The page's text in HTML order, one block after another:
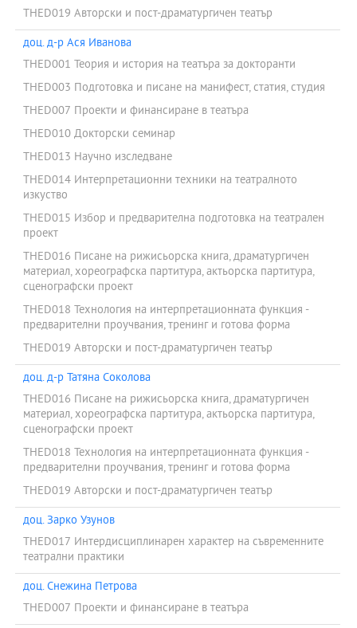
THED019 Авторски и пост-драматургичен театър
доц. д-р Ася Иванова
THED001 Теория и история на театъра за докторанти
THED003 Подготовка и писане на манифест, статия, студия
THED007 Проекти и финансиране в театъра
THED010 Докторски семинар
THED013 Научно изследване
THED014 Интерпретационни техники на театралното
изкуство
THED015 Избор и предварителна подготовка на театрален
проект
THED016 Писане на рижисьорска книга, драматургичен
материал, хореографска партитура, актьорска партитура,
сценографски проект
THED018 Технология на интерпретационната функция -
предварителни проучвания, тренинг и готова форма
THED019 Авторски и пост-драматургичен театър
доц. д-р Татяна Соколова
THED016 Писане на рижисьорска книга, драматургичен
материал, хореографска партитура, актьорска партитура,
сценографски проект
THED018 Технология на интерпретационната функция -
предварителни проучвания, тренинг и готова форма
THED019 Авторски и пост-драматургичен театър
доц. Зарко Узунов
THED017 Интердисциплинарен характер на съвременните
театрални практики
доц. Снежина Петрова
THED007 Проекти и финансиране в театъра